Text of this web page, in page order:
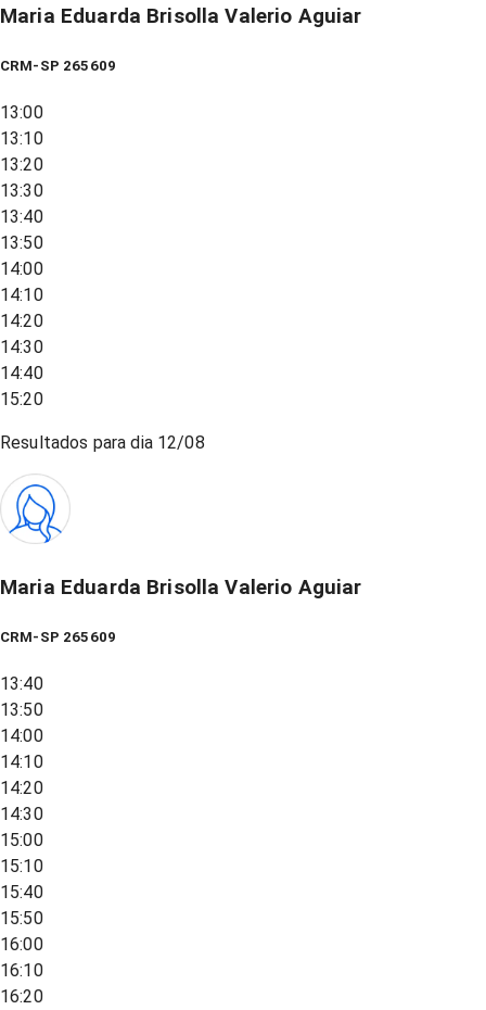
Maria Eduarda Brisolla Valerio Aguiar
CRM-SP 265609
13:00
13:10
13:20
13:30
13:40
13:50
14:00
14:10
14:20
14:30
14:40
15:20
Resultados para dia 12/08
Maria Eduarda Brisolla Valerio Aguiar
CRM-SP 265609
13:40
13:50
14:00
14:10
14:20
14:30
15:00
15:10
15:40
15:50
16:00
16:10
16:20